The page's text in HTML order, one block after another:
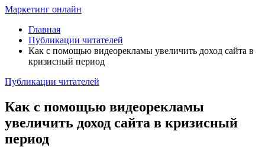
Маркетинг онлайн
Главная
Публикации читателей
Как с помощью видеорекламы увеличить доход сайта в
кризисный период
Публикации читателей
Как с помощью видеорекламы
увеличить доход сайта в кризисный
период